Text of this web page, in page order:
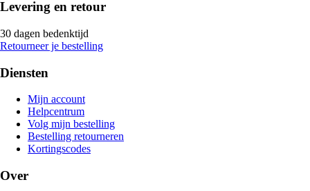
Levering en retour
30 dagen bedenktijd
Retourneer je bestelling
Diensten
Mijn account
Helpcentrum
Volg mijn bestelling
Bestelling retourneren
Kortingscodes
Over